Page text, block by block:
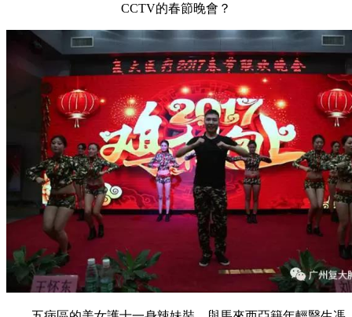
CCTV的春節晚會？